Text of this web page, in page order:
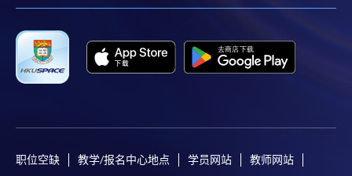
职位空缺 教学/报名中心地点 学员网站 教师网站